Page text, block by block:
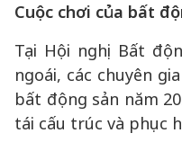
Cuộc chơi của bất
Tại Hội nghị Bất
ngoái, các chuyên
bất động sản năm
tái cấu trúc và phục